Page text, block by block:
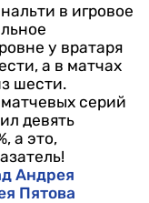
в игровое
у вратаря
а в матчах
шести.
серий
девять
а это,
Андрея
Пятова